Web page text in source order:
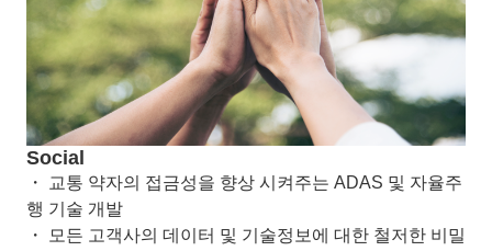
Social
・ 교통 약자의 접금성을 향상 시켜주는 ADAS 및 자율주
행 기술 개발
・ 모든 고객사의 데이터 및 기술정보에 대한 철저한 비밀